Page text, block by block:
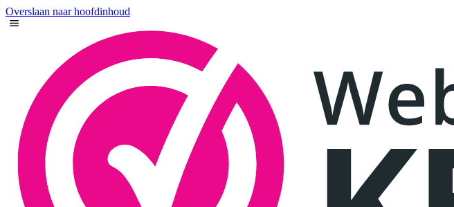
Overslaan naar hoofdinhoud